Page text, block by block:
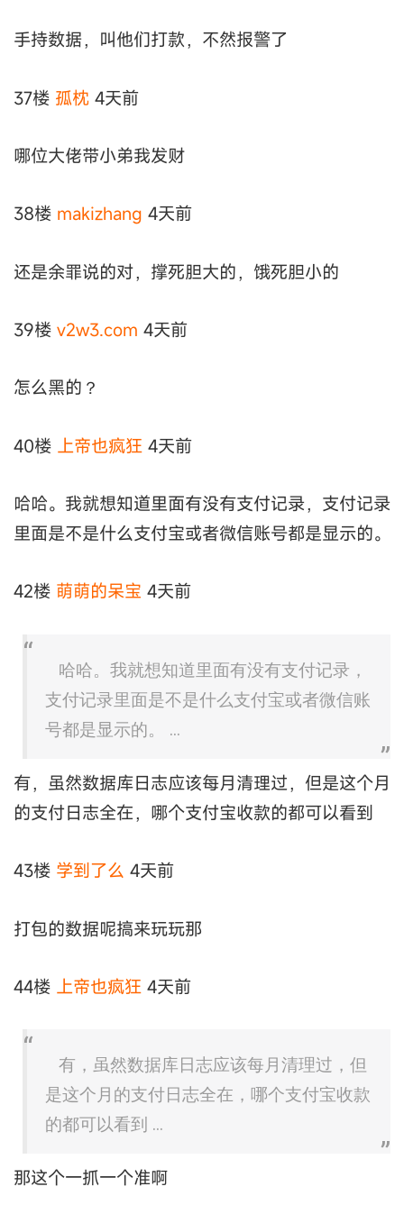
手持数据，叫他们打款，不然报警了
37楼 孤枕 4天前
哪位大佬带小弟我发财
38楼 makizhang 4天前
还是余罪说的对，撑死胆大的，饿死胆小的
39楼 v2w3.com 4天前
怎么黑的？
40楼 上帝也疯狂 4天前
哈哈。我就想知道里面有没有支付记录，支付记录
里面是不是什么支付宝或者微信账号都是显示的。
42楼 萌萌的呆宝 4天前
哈哈。我就想知道里面有没有支付记录，
支付记录里面是不是什么支付宝或者微信账
号都是显示的。 ...
有，虽然数据库日志应该每月清理过，但是这个月
的支付日志全在，哪个支付宝收款的都可以看到
43楼 学到了么 4天前
打包的数据呢搞来玩玩那
44楼 上帝也疯狂 4天前
有，虽然数据库日志应该每月清理过，但
是这个月的支付日志全在，哪个支付宝收款
的都可以看到 ...
那这个一抓一个准啊